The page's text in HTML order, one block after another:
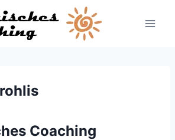
Coaching